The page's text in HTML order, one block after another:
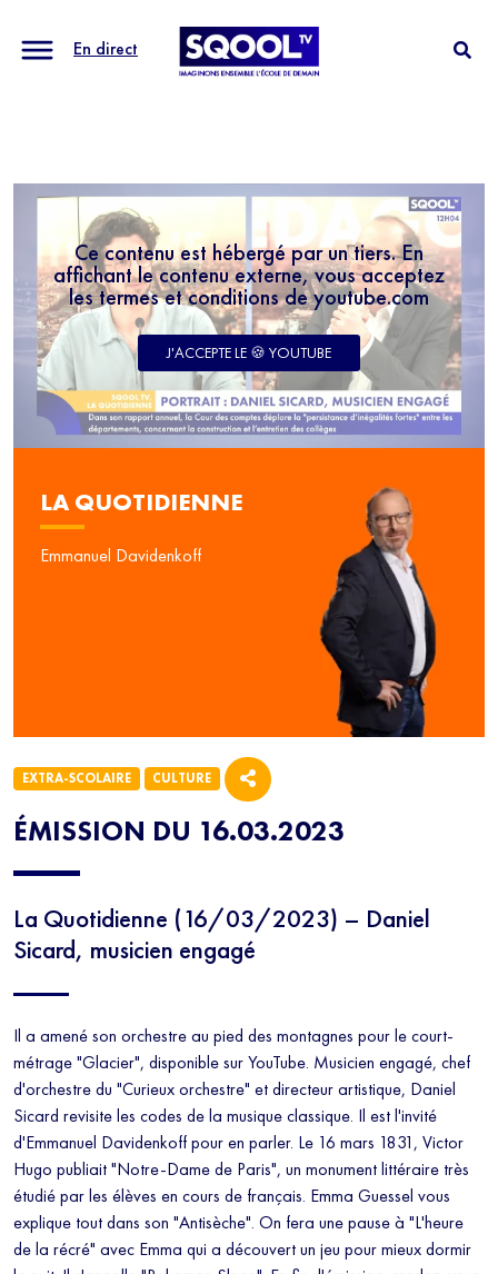
En direct
Ce contenu est hébergé par un tiers. En
affichant le contenu externe, vous acceptez
les termes et conditions de youtube.com
J'ACCEPTE LE 🍪 YOUTUBE
ÉMISSION DU 16.03.2023
La Quotidienne (16/03/2023) – Daniel
Sicard, musicien engagé
Il a amené son orchestre au pied des montagnes pour le court-
métrage "Glacier", disponible sur YouTube. Musicien engagé, chef
d'orchestre du "Curieux orchestre" et directeur artistique, Daniel
Sicard revisite les codes de la musique classique. Il est l'invité
d'Emmanuel Davidenkoff pour en parler. Le 16 mars 1831, Victor
Hugo publiait "Notre-Dame de Paris", un monument littéraire très
étudié par les élèves en cours de français. Emma Guessel vous
explique tout dans son "Antisèche". On fera une pause à "L'heure
de la récré" avec Emma qui a découvert un jeu pour mieux dormir
EXTRA-SCOLAIRE CULTURE
LA QUOTIDIENNE
Emmanuel Davidenkoff